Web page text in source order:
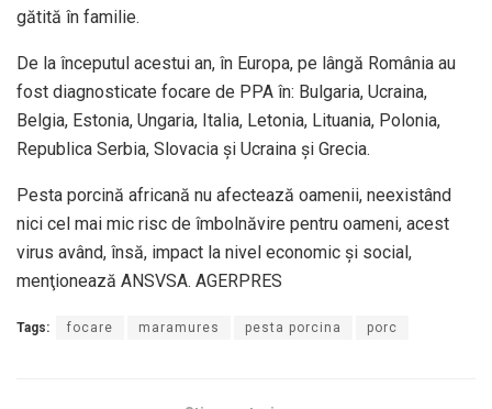
gătită în familie.
De la începutul acestui an, în Europa, pe lângă România au
fost diagnosticate focare de PPA în: Bulgaria, Ucraina,
Belgia, Estonia, Ungaria, Italia, Letonia, Lituania, Polonia,
Republica Serbia, Slovacia şi Ucraina şi Grecia.
Pesta porcină africană nu afectează oamenii, neexistând
nici cel mai mic risc de îmbolnăvire pentru oameni, acest
virus având, însă, impact la nivel economic şi social,
menţionează ANSVSA. AGERPRES
Tags: focare maramures pesta porcina porc